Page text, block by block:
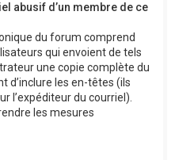
abusif d’un membre de ce
du forum comprend
qui envoient de tels
une copie complète du
d’inclure les en-têtes (ils
l’expéditeur du courriel).
les mesures